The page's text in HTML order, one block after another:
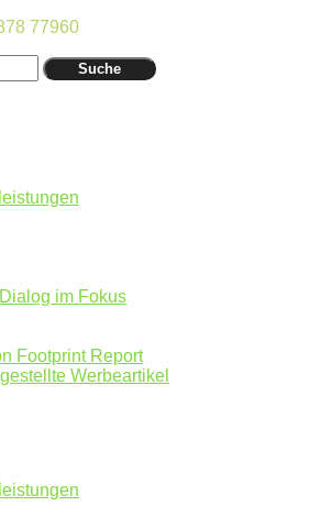
77960
Suche
im Fokus
Footprint Report
Werbeartikel